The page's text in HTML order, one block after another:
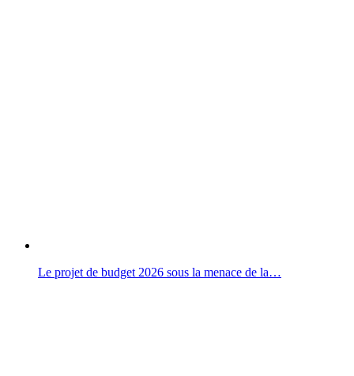
Le projet de budget 2026 sous la menace de la…